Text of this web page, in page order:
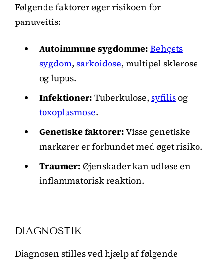
Følgende faktorer øger risikoen for
panuveitis:
Autoimmune sygdomme: Behçets
sygdom, sarkoidose, multipel sklerose
og lupus.
Infektioner: Tuberkulose, syfilisog
toxoplasmose.
Genetiske faktorer:Visse genetiske
markører er forbundet med øget risiko.
Traumer: Øjenskader kan udløse en
inflammatorisk reaktion.
DIAGNOSTIK
Diagnosen stilles ved hjælp af følgende